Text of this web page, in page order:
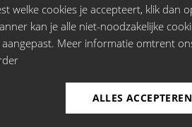
welke cookies je accepteert, klik dan
kan je alle niet-noodzakelijke
Meer informatie omtrent
ALLES ACCEPTEREN